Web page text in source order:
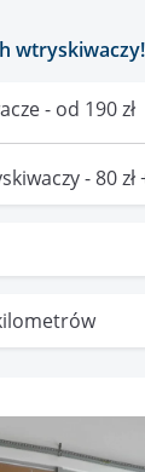
wtryskiwaczy!
- od 190 zł
- 80 zł